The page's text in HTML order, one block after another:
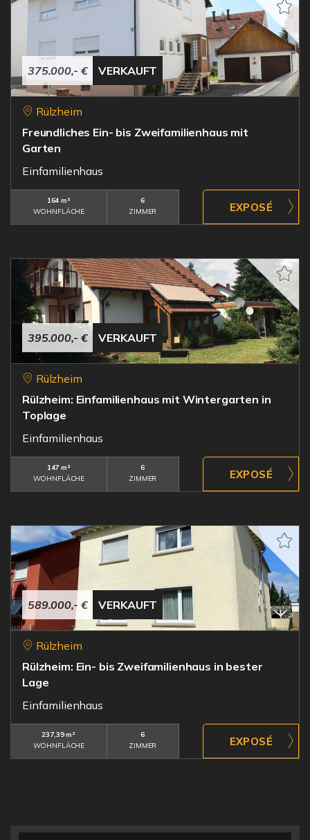
375.000,- € VERKAUFT
Rülzheim
Freundliches Ein- bis Zweifamilienhaus mit
Garten
Einfamilienhaus
164 m²
WOHNFLÄCHE
6
ZIMMER
395.000,- € VERKAUFT
Rülzheim
Rülzheim: Einfamilienhaus mit Wintergarten in
Toplage
Einfamilienhaus
147 m²
WOHNFLÄCHE
6
ZIMMER
589.000,- € VERKAUFT
Rülzheim
Rülzheim: Ein- bis Zweifamilienhaus in bester
Lage
Einfamilienhaus
237,39 m²
WOHNFLÄCHE
6
ZIMMER